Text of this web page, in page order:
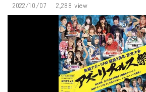
2022/10/07 2,288 view